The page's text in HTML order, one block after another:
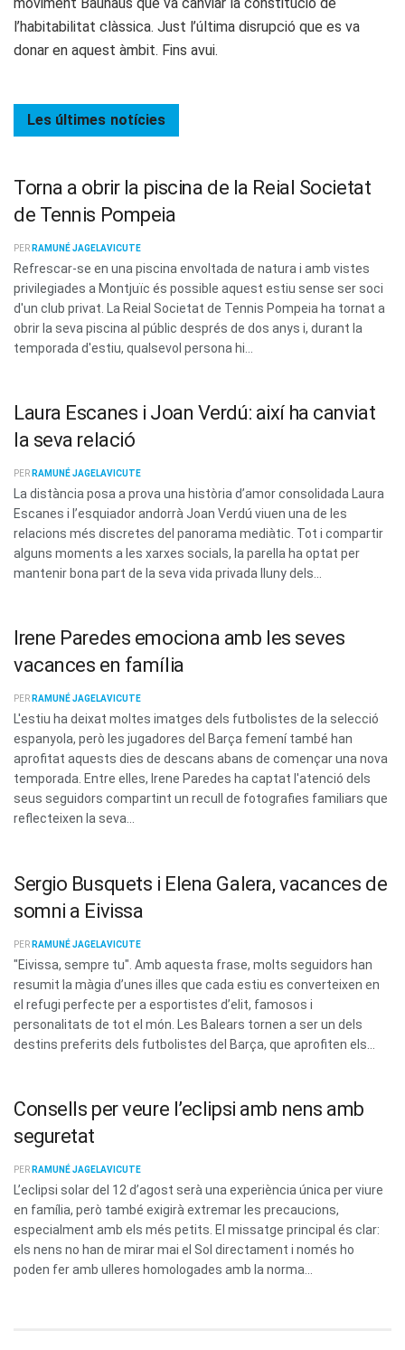
l’habitabilitat clàssica. Just l’última disrupció que es va
donar en aquest àmbit. Fins avui.
Les últimes notícies
Torna a obrir la piscina de la Reial Societat
de Tennis Pompeia
PER RAMUNÉ JAGELAVICUTE
Refrescar-se en una piscina envoltada de natura i amb vistes
privilegiades a Montjuïc és possible aquest estiu sense ser soci
d'un club privat. La Reial Societat de Tennis Pompeia ha tornat a
obrir la seva piscina al públic després de dos anys i, durant la
temporada d'estiu, qualsevol persona hi...
Laura Escanes i Joan Verdú: així ha canviat
la seva relació
PER RAMUNÉ JAGELAVICUTE
La distància posa a prova una història d’amor consolidada Laura
Escanes i l’esquiador andorrà Joan Verdú viuen una de les
relacions més discretes del panorama mediàtic. Tot i compartir
alguns moments a les xarxes socials, la parella ha optat per
mantenir bona part de la seva vida privada lluny dels...
Irene Paredes emociona amb les seves
vacances en família
PER RAMUNÉ JAGELAVICUTE
L'estiu ha deixat moltes imatges dels futbolistes de la selecció
espanyola, però les jugadores del Barça femení també han
aprofitat aquests dies de descans abans de començar una nova
temporada. Entre elles, Irene Paredes ha captat l'atenció dels
seus seguidors compartint un recull de fotografies familiars que
reflecteixen la seva...
Sergio Busquets i Elena Galera, vacances de
somni a Eivissa
PER RAMUNÉ JAGELAVICUTE
"Eivissa, sempre tu". Amb aquesta frase, molts seguidors han
resumit la màgia d’unes illes que cada estiu es converteixen en
el refugi perfecte per a esportistes d’elit, famosos i
personalitats de tot el món. Les Balears tornen a ser un dels
destins preferits dels futbolistes del Barça, que aprofiten els...
Consells per veure l’eclipsi amb nens amb
seguretat
PER RAMUNÉ JAGELAVICUTE
L’eclipsi solar del 12 d’agost serà una experiència única per viure
en família, però també exigirà extremar les precaucions,
especialment amb els més petits. El missatge principal és clar:
els nens no han de mirar mai el Sol directament i només ho
poden fer amb ulleres homologades amb la norma...